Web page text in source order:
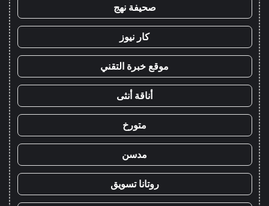
صحيفة نهج
كار نيوز
موقع خبرة التقني
أناقة أنثى
متورخ
مدسن
روتانا تسويق